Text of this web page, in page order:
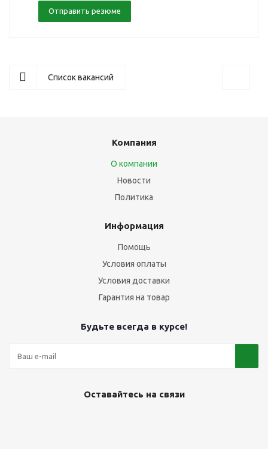
Отправить резюме
Список вакансий
Компания
О компании
Новости
Политика
Информация
Помощь
Условия оплаты
Условия доставки
Гарантия на товар
Будьте всегда в курсе!
Оставайтесь на связи